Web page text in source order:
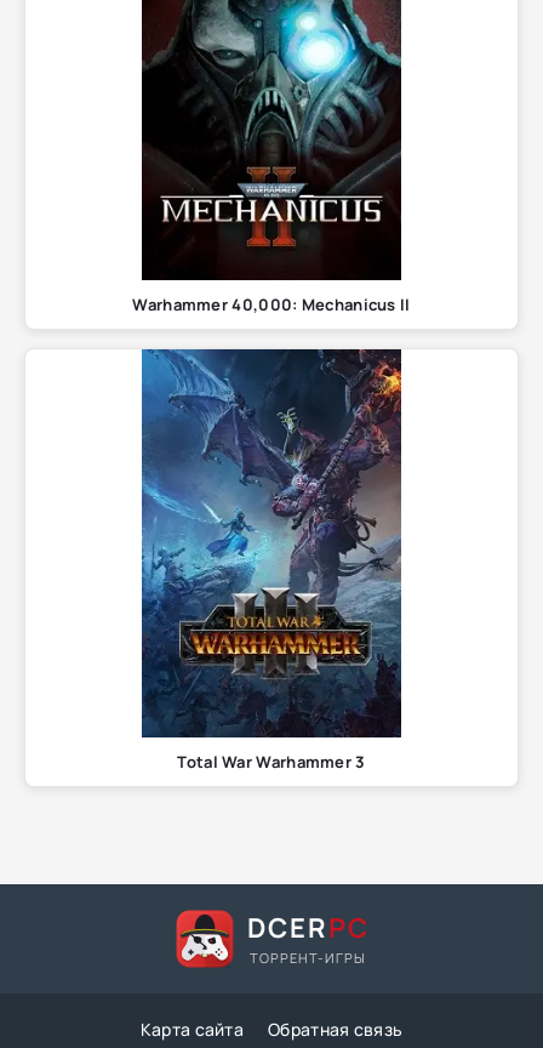
Warhammer 40,000: Mechanicus II
Total War Warhammer 3
DCERPC
ТОРРЕНТ-ИГРЫ
Карта сайта Обратная связь